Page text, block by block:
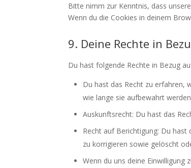
Bitte nimm zur Kenntnis, dass
Wenn du die Cookies in deinem
9. Deine Rechte in
Du hast folgende Rechte in Bezug
Du hast das Recht zu erfahren,
wie lange sie aufbewahrt
Auskunftsrecht: Du hast das
Recht auf Berichtigung: Du
zu korrigieren sowie gelöscht
Wenn du uns deine Einwilligung